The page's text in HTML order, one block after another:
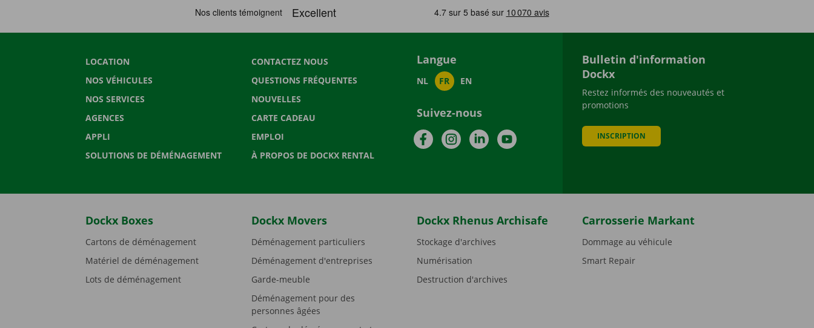
LOCATION
NOS VÉHICULES
NOS SERVICES
AGENCES
APPLI
SOLUTIONS DE DÉMÉNAGEMENT
CONTACTEZ NOUS
QUESTIONS FRÉQUENTES
NOUVELLES
CARTE CADEAU
EMPLOI
À PROPOS DE DOCKX RENTAL
Langue
NL FR EN
Suivez-nous
FacebookInstagramLinkedInYouTube
Bulletin d'information
Dockx
Restez informés des nouveautés et
promotions
INSCRIPTION
Dockx Boxes
Cartons de déménagement
Matériel de déménagement
Lots de déménagement
Dockx Movers
Déménagement particuliers
Déménagement d'entreprises
Garde-meuble
Déménagement pour des
personnes âgées
Dockx Rhenus Archisafe
Stockage d'archives
Numérisation
Destruction d'archives
Carrosserie Markant
Dommage au véhicule
Smart Repair